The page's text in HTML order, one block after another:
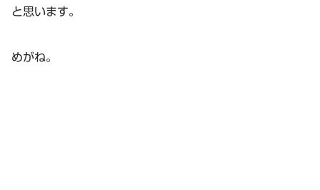
と思います。
めがね。